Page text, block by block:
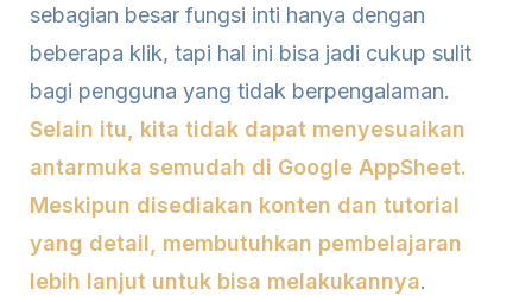
sebagian besar fungsi inti hanya dengan
beberapa klik, tapi hal ini bisa jadi cukup sulit
bagi pengguna yang tidak berpengalaman.
Selain itu, kita tidak dapat menyesuaikan
antarmuka semudah di Google AppSheet.
Meskipun disediakan konten dan tutorial
yang detail, membutuhkan pembelajaran
lebih lanjut untuk bisa melakukannya.